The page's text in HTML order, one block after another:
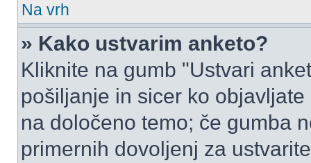
Na vrh
» Kako ustvarim anketo?
Kliknite na gumb "Ustvari
pošiljanje in sicer ko
na določeno temo; če gumba
primernih dovoljenj za